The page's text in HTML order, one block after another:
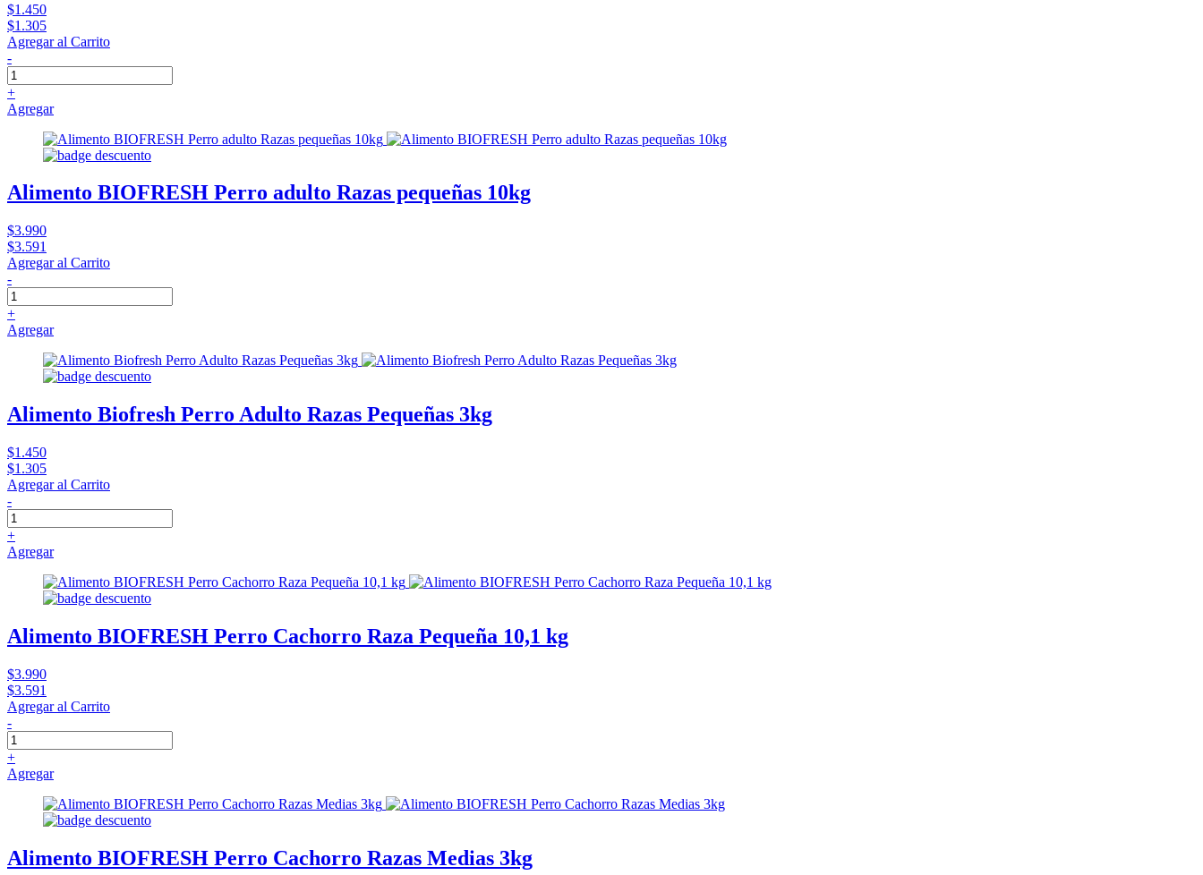
$1.450
$1.305
Agregar al Carrito
-
+
Agregar
Alimento BIOFRESH Perro adulto Razas pequeñas 10kg
$3.990
$3.591
Agregar al Carrito
-
+
Agregar
Alimento Biofresh Perro Adulto Razas Pequeñas 3kg
$1.450
$1.305
Agregar al Carrito
-
+
Agregar
Alimento BIOFRESH Perro Cachorro Raza Pequeña 10,1 kg
$3.990
$3.591
Agregar al Carrito
-
+
Agregar
Alimento BIOFRESH Perro Cachorro Razas Medias 3kg